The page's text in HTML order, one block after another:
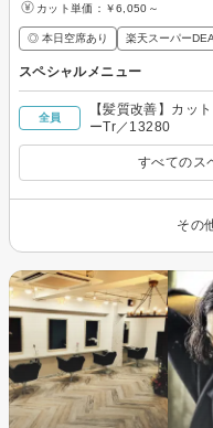
カット単価： ￥6,050～
◎ 本日空席あり 楽天スーパー
スペシャルメニュー
全員
【髪質改善】カッ
ーTr／13280
すべてのス
その